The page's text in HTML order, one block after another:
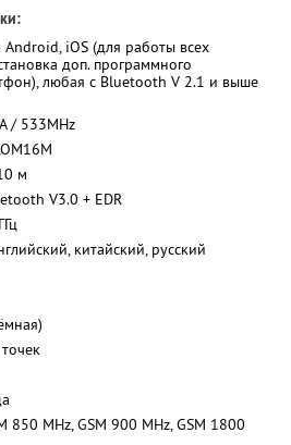
iOS (для работы всех
доп. программного
любая с Bluetooth V 2.1 и выше
/ 533MHz
м
V3.0 + EDR
китайский, русский
850 MHz, GSM 900 MHz, GSM 1800